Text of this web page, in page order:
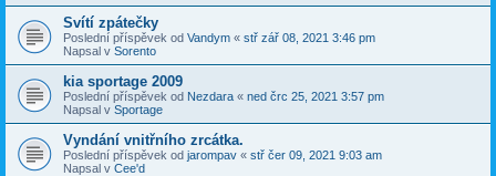
Svítí zpátečky
Poslední příspěvek od Vandym « stř zář 08, 2021 3:46 pm
Napsal v Sorento
kia sportage 2009
Poslední příspěvek od Nezdara « ned črc 25, 2021 3:57 pm
Napsal v Sportage
Vyndání vnitřního zrcátka.
Poslední příspěvek od jarompav « stř čer 09, 2021 9:03 am
Napsal v Cee'd